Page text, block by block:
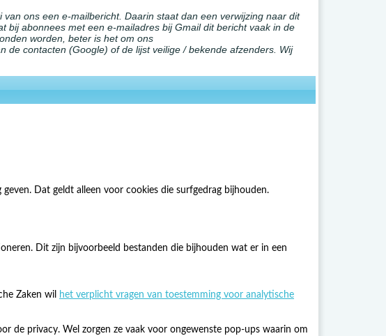
ons een e-mailbericht. Daarin staat dan een verwijzing naar dit
bij abonnees met een e-mailadres bij Gmail dit bericht vaak in de
worden, beter is het om ons
de contacten (Google) of de lijst veilige / bekende afzenders. Wij
Dat geldt alleen voor cookies die surfgedrag bijhouden.
Dit zijn bijvoorbeeld bestanden die bijhouden wat er in een
Zaken wil
het verplicht vragen van toestemming voor analytische
de privacy. Wel zorgen ze vaak voor ongewenste pop-ups waarin om